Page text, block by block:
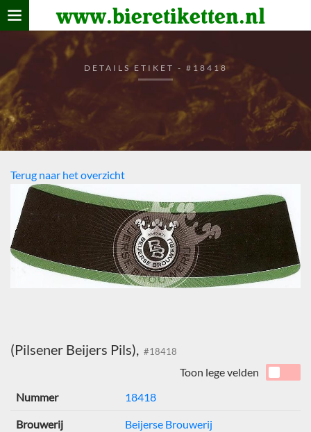
www.bieretiketten.nl
Home
verzamelen
De bierkaart
Bezoekers
DETAILS ETIKET - #18418
Terug naar het overzicht
(Pilsener Beijers Pils), #18418
Toon lege velden
Nummer
18418
Brouwerij Beijerse Brouwerij